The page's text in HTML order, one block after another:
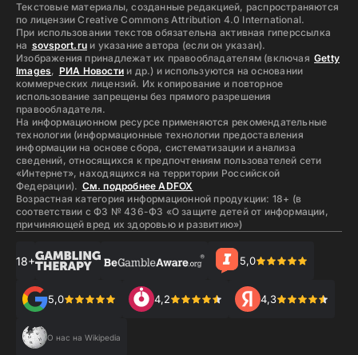
Текстовые материалы, созданные редакцией, распространяются
по лицензии Creative Commons Attribution 4.0 International.
При использовании текстов обязательна активная гиперссылка
на sovsport.ruи указание автора (если он указан).
Изображения принадлежат их правообладателям (включая Getty
Images, РИА Новости и др.) и используются на основании
коммерческих лицензий. Их копирование и повторное
использование запрещены без прямого разрешения
правообладателя.
На информационном ресурсе применяются рекомендательные
технологии (информационные технологии предоставления
информации на основе сбора, систематизации и анализа
сведений, относящихся к предпочтениям пользователей сети
«Интернет», находящихся на территории Российской
Федерации). См. подробнее ADFOX
Возрастная категория информационной продукции: 18+ (в
соответствии с ФЗ № 436-ФЗ «О защите детей от информации,
причиняющей вред их здоровью и развитию»)
18+ 5,0
5,0 4,2 4,3
О нас на Wikipedia